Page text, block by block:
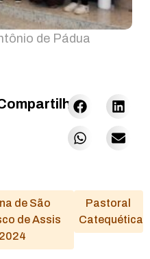
de Pádua
de São
de Assis
2024
Pastoral
Catequética